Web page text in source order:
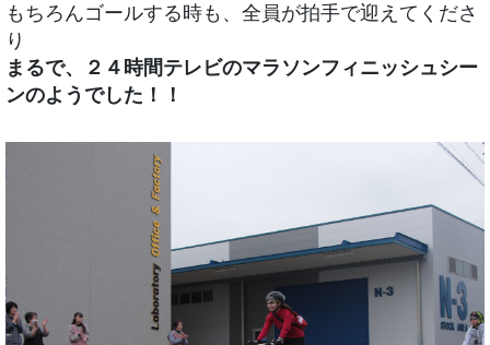
もちろんゴールする時も、全員が拍手で迎えてくださ
り
まるで、２４時間テレビのマラソンフィニッシュシー
ンのようでした！！